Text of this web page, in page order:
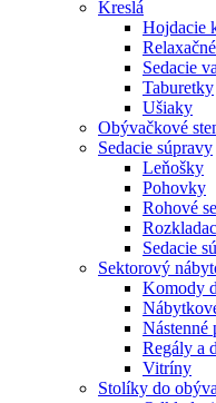
Kreslá
Hojdacie
Sedacie
Taburetky
Ušiaky
Obývačkové
Sedacie súpravy
Leňošky
Pohovky
Rohové
Sedacie
Sektorový
Komody
Nástenné
Regály a
Vitríny
Stolíky do